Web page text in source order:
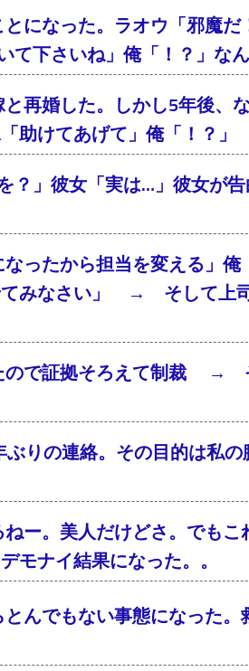
になった。ラオウ「邪魔だ
下さいね」俺「！？」なん
再婚した。しかし5年後、
けてあげて」俺「！？」
？」彼女「実は…」彼女が告
ったから担当を変える」俺
てみなさい」 → そして上
ので証拠そろえて制裁 →
りの連絡。その目的は私の
ー。美人だけどさ。でもこ
ナイ結果になった。。
んでもない事態になった。